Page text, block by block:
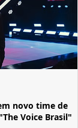
novo time de
Voice Brasil"